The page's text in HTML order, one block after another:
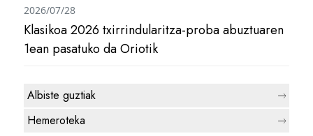
Klasikoa 2026 txirrindularitza-proba abuztuaren
1ean pasatuko da Oriotik
2026/07/28
Albiste guztiak
Hemeroteka